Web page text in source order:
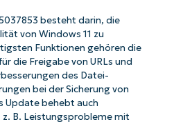
besteht darin, die
von Windows 11 zu
Funktionen gehören die
die Freigabe von URLs und
des Datei-
bei der Sicherung von
Update behebt auch
B. Leistungsprobleme mit